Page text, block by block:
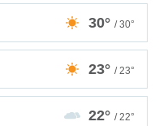
30° / 30°
23° / 23°
22° / 22°